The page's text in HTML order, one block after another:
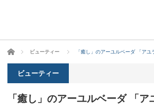
ホーム ビューティー 「癒し」のアーユルベーダ 「ア
ビューティー
「癒し」のアーユルベーダ 「ア